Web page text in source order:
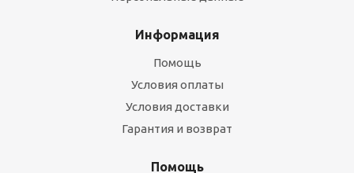
Информация
Помощь
Условия оплаты
Условия доставки
Гарантия и возврат
Помощь